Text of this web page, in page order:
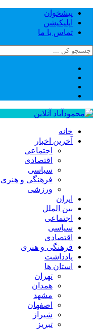
پیشخوان
اپلیکیشن
تماس با ما
خانه
آخرین اخبار
اجتماعی
اقتصادی
سیاسی
فرهنگی و هنری
ورزشی
ایران
بین الملل
اجتماعی
سیاسی
اقتصادی
فرهنگی و هنری
یادداشت
استان ها
تهران
همدان
مشهد
اصفهان
شیراز
تبریز